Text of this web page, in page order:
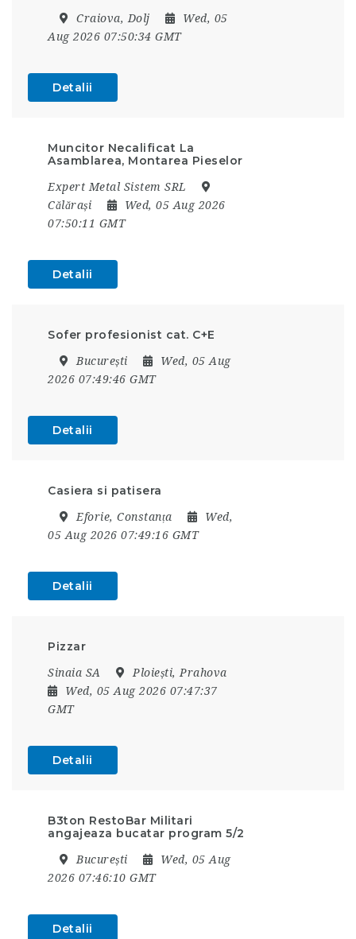
Craiova, Dolj
Wed, 05
Aug 2026 07:50:34 GMT
Detalii
Muncitor Necalificat La
Asamblarea, Montarea Pieselor
Expert Metal Sistem SRL
Călărași
Wed, 05 Aug 2026
07:50:11 GMT
Detalii
Sofer profesionist cat. C+E
București
Wed, 05 Aug
2026 07:49:46 GMT
Detalii
Casiera si patisera
Eforie, Constanța
Wed,
05 Aug 2026 07:49:16 GMT
Detalii
Pizzar
Sinaia SA
Ploiești, Prahova
Wed, 05 Aug 2026 07:47:37
GMT
Detalii
B3ton RestoBar Militari
angajeaza bucatar program 5/2
București
Wed, 05 Aug
2026 07:46:10 GMT
Detalii